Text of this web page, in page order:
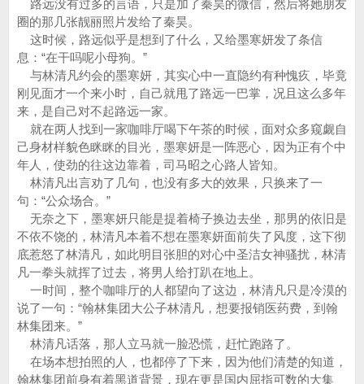
路远没有过多的言语，只是加了秦昊的微信，然后将她朋友
圈的那几张靓丽照片发给了秦昊。
这时候，路远似乎是想到了什么，又给墨寒妍发了条信
息：“在干吗呢小母狗。”
与林清凡约会的墨寒妍，其实心中一直隐约有种愧疚，毕竟
刚见面才一个来小时，自己就甩了路远一巴掌，况且这么多年
来，是自己对不起路远一家。
就在两人找到一家咖啡厅喝下午茶的时候，面对众多窥觑自
己身材样貌色眯眯的目光，墨寒妍是一阵恶心，因为正有个中
年人，使劲的往这边靠着，司马昭之心路人皆知。
林清凡出言劝了几句，也没有多大的效果，只换来了一
句：“公众场合。”
无奈之下，墨寒妍只能是提着椅子换边去坐，那男的依旧是
不依不饶的，林清凡本着不想在墨寒妍面前失了风度，这下彻
底惹怒了林清凡，如此明目张胆的对心中圣洁女神骚扰，林清
凡一拳头就挥了过去，将男人给打趴在地上。
一时间，整个咖啡厅的人都望向了这边，林清凡只是冷漠的
说了一句：“翰林集团大公子林清凡，想要报销医药费，到翰
林集团来。”
林清凡话落，那人立马就一脸恐慌，赶忙跑路了。
在场本想拍照的人，也都停了下来，因为他们清楚的知道，
翰林集团前身有着黑道背景，现在更是国内屈指可数的大集